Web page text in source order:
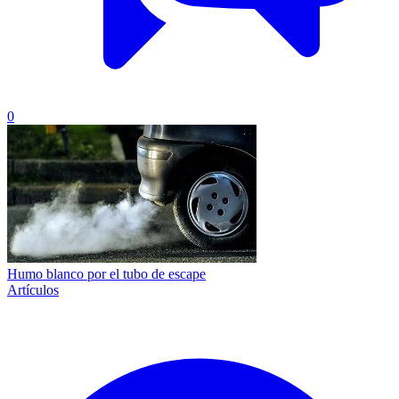
0
Humo blanco por el tubo de escape
Artículos